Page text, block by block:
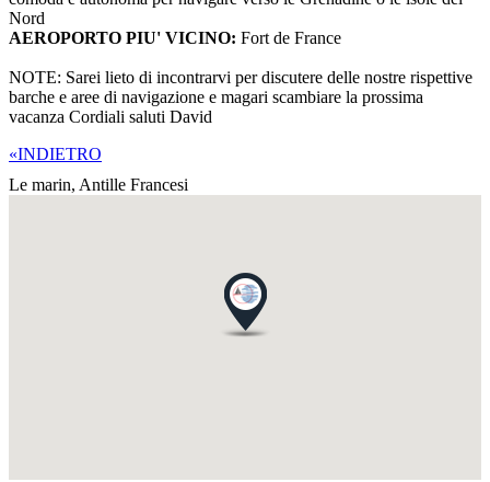
Nord
AEROPORTO PIU' VICINO: Fort de France
NOTE: Sarei lieto di incontrarvi per discutere delle nostre rispettive
barche e aree di navigazione e magari scambiare la prossima
vacanza Cordiali saluti David
«INDIETRO
Le marin, Antille Francesi